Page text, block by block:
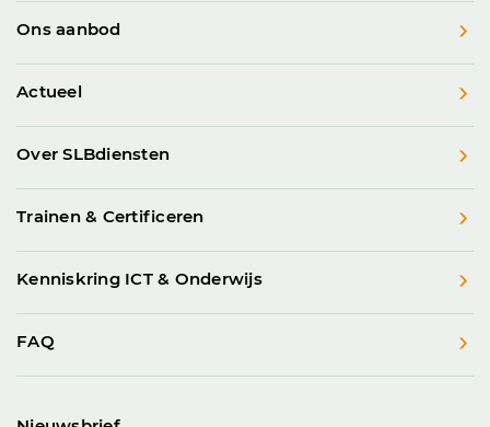
Ons aanbod
Actueel
Over SLBdiensten
Trainen & Certificeren
Kenniskring ICT & Onderwijs
FAQ